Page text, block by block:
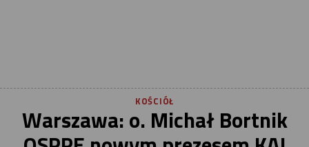
KOŚCIÓŁ
Warszawa: o. Michał Bortnik